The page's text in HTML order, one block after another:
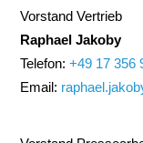
Vorstand Vertrieb
Raphael Jakoby
Telefon:+49 17 356
Email: